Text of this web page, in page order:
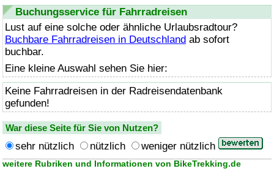
Buchungsservice für Fahrradreisen
Lust auf eine solche oder ähnliche Urlaubsradtour?
Buchbare Fahrradreisen in Deutschland ab sofort
buchbar.
Eine kleine Auswahl sehen Sie hier:
Keine Fahrradreisen in der Radreisendatenbank
gefunden!
War diese Seite für Sie von Nutzen?
sehr nützlich nützlich weniger nützlich
weitere Rubriken und Informationen von BikeTrekking.de